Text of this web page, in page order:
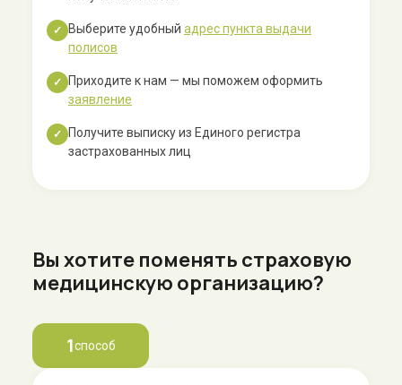
✓ Выберите удобный адрес пункта выдачи
полисов
✓
Приходите к нам — мы поможем оформить
заявление
✓
Получите выписку из Единого регистра
застрахованных лиц
Вы хотите поменять страховую
медицинскую организацию?
1способ